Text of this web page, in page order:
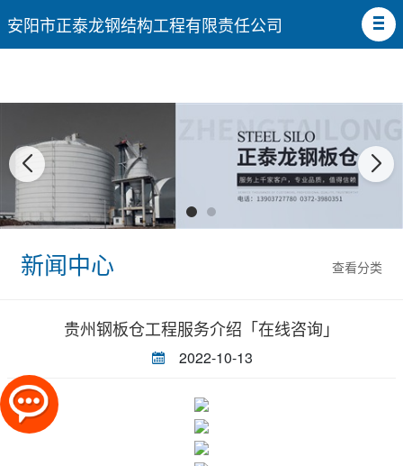
安阳市正泰龙钢结构工程有限责任公司
查看分类
新闻中心
贵州钢板仓工程服务介绍「在线咨询」
2022-10-13